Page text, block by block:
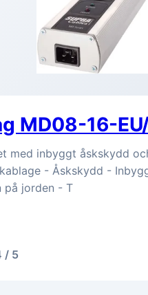
MD08-16-
med inbyggt åskskydd
- Åskskydd -
på jorden - T
/ 5